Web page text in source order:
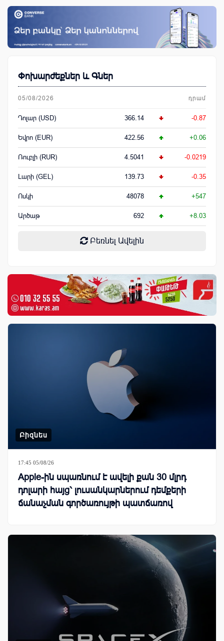
Փոխարժեքներ և Գներ
05/08/2026 դրամ
Դոլար (USD) 366.14 -0.87
Եվրո (EUR) 422.56 +0.06
Ռուբլի (RUR) 4.5041 -0.0219
Լարի (GEL) 139.73 -0.35
Ոսկի 48078 +547
Արծաթ 692 +8.03
Բեռնել Ավելին
Բիզնես
17:45 05/08/26
Apple-ին սպառնում է ավելի քան 30 մլրդ
դոլարի հայց՝ լուսանկարներում դեմքերի
ճանաչման գործառույթի պատճառով